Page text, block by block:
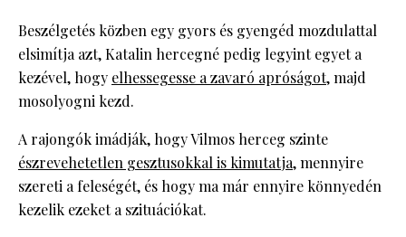
Beszélgetés közben egy gyors és gyengéd mozdulattal
elsimítja azt, Katalin hercegné pedig legyint egyet a
kezével, hogy elhessegesse a zavaró apróságot, majd
mosolyogni kezd.
A rajongók imádják, hogy Vilmos herceg szinte
észrevehetetlen gesztusokkal is kimutatja, mennyire
szereti a feleségét, és hogy ma már ennyire könnyedén
kezelik ezeket a szituációkat.